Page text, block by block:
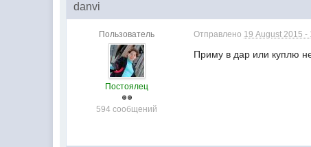
danvi
Пользователь
Постоялец
594 сообщений
Отправлено 19 August 2015 -
Приму в дар или куплю